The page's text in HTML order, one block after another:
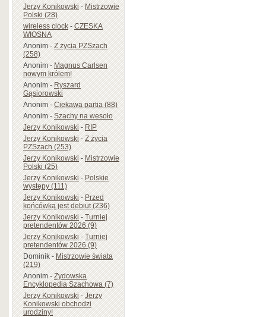
Jerzy Konikowski-Mistrzowie
Polski (28)
wireless clock-CZESKA
WIOSNA
Anonim-Z życia PZSzach
(258)
Anonim-Magnus Carlsen
nowym królem!
Anonim-Ryszard
Gąsiorowski
Anonim-Ciekawa partia (88)
Anonim-Szachy na wesoło
Jerzy Konikowski-RIP
Jerzy Konikowski-Z życia
PZSzach (253)
Jerzy Konikowski-Mistrzowie
Polski (25)
Jerzy Konikowski-Polskie
występy (111)
Jerzy Konikowski-Przed
końcówką jest debiut (236)
Jerzy Konikowski-Turniej
pretendentów 2026 (9)
Jerzy Konikowski-Turniej
pretendentów 2026 (9)
Dominik-Mistrzowie świata
(219)
Anonim-Żydowska
Encyklopedia Szachowa (7)
Jerzy Konikowski-Jerzy
Konikowski obchodzi
urodziny!